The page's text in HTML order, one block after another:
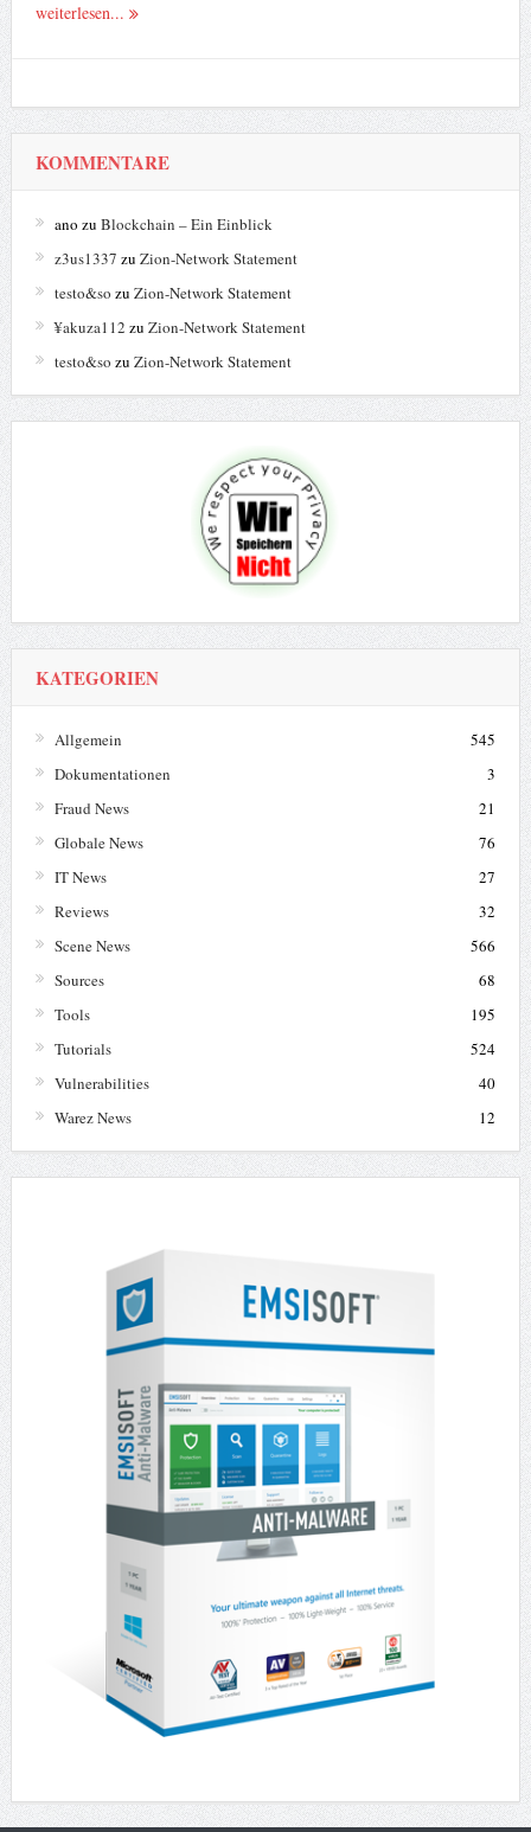
weiterlesen...
KOMMENTARE
ano zu Blockchain – Ein Einblick
z3us1337 zu Zion-Network Statement
testo&so zu Zion-Network Statement
¥akuza112 zu Zion-Network Statement
testo&so zu Zion-Network Statement
KATEGORIEN
Allgemein
545
Dokumentationen
3
Fraud News
21
Globale News
76
IT News
27
Reviews
32
Scene News
566
Sources
68
Tools
195
Tutorials
524
Vulnerabilities
40
Warez News
12